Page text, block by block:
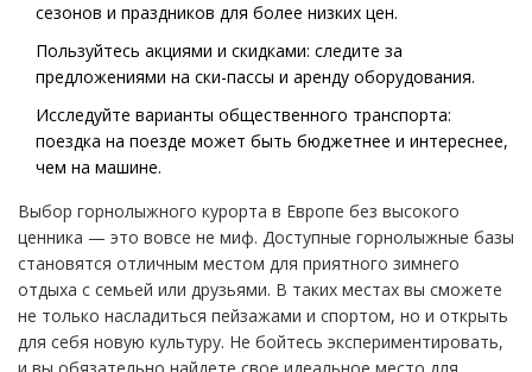
сезонов и праздников для более низких цен.
Пользуйтесь акциями и скидками: следите за
предложениями на ски-пассы и аренду оборудования.
Исследуйте варианты общественного транспорта:
поездка на поезде может быть бюджетнее и интереснее,
чем на машине.
Выбор горнолыжного курорта в Европе без высокого
ценника — это вовсе не миф. Доступные горнолыжные базы
становятся отличным местом для приятного зимнего
отдыха с семьей или друзьями. В таких местах вы сможете
не только насладиться пейзажами и спортом, но и открыть
для себя новую культуру. Не бойтесь экспериментировать,